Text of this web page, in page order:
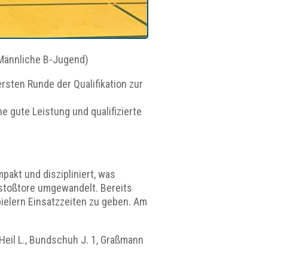
B-Jugend)
Runde der Qualifikation zur
gute Leistung und qualifizierte
und diszipliniert, was
umgewandelt. Bereits
Einsatzzeiten zu geben. Am
L., Bundschuh J. 1, Graßmann